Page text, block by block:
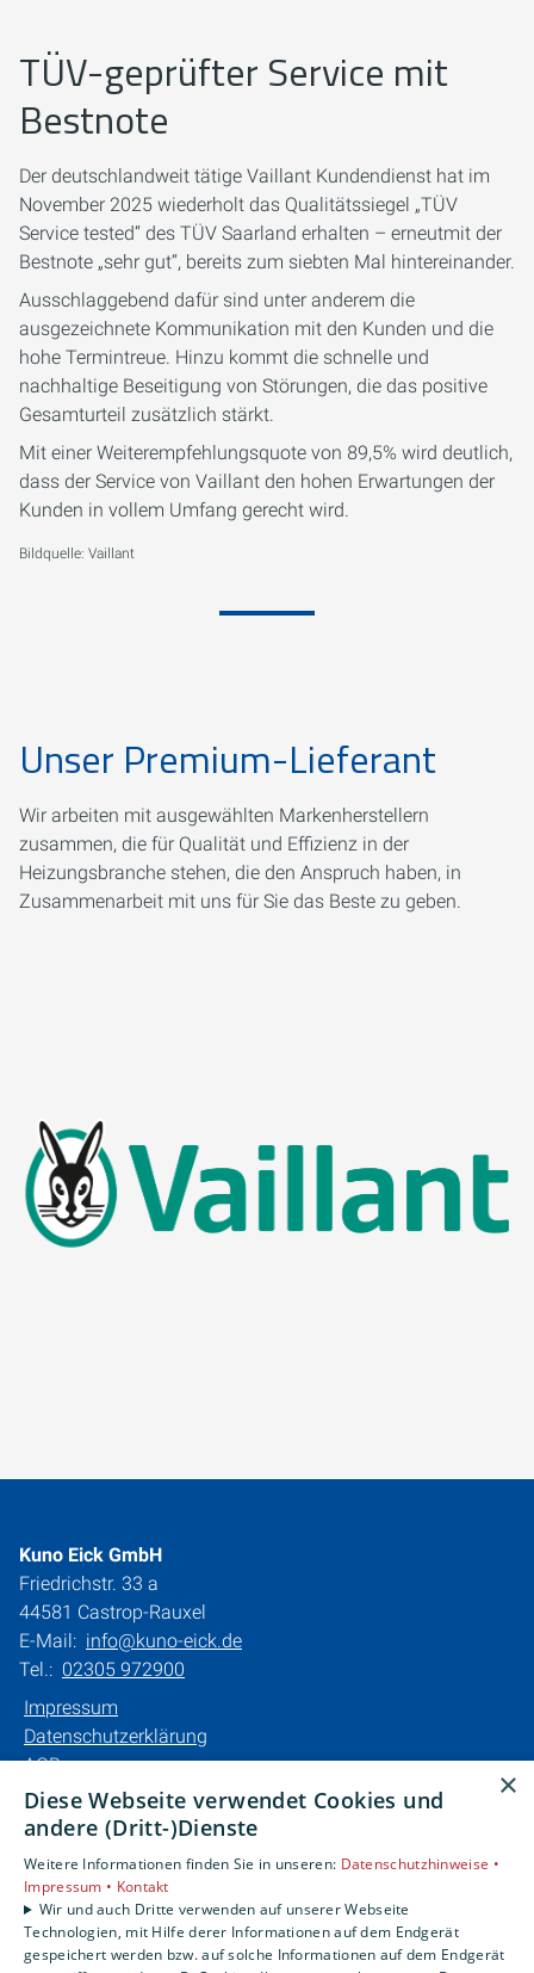
TÜV-geprüfter Service mit
Bestnote
Der deutschlandweit tätige Vaillant Kundendienst hat im
November 2025 wiederholt das Qualitätssiegel „TÜV
Service tested“ des TÜV Saarland erhalten – erneutmit der
Bestnote „sehr gut“, bereits zum siebten Mal hintereinander.
Ausschlaggebend dafür sind unter anderem die
ausgezeichnete Kommunikation mit den Kunden und die
hohe Termintreue. Hinzu kommt die schnelle und
nachhaltige Beseitigung von Störungen, die das positive
Gesamturteil zusätzlich stärkt.
Mit einer Weiterempfehlungsquote von 89,5% wird deutlich,
dass der Service von Vaillant den hohen Erwartungen der
Kunden in vollem Umfang gerecht wird.
Bildquelle: Vaillant
Unser Premium-Lieferant
Wir arbeiten mit ausgewählten Markenherstellern
zusammen, die für Qualität und Effizienz in der
Heizungsbranche stehen, die den Anspruch haben, in
Zusammenarbeit mit uns für Sie das Beste zu geben.
Kuno Eick GmbH
Friedrichstr. 33 a
44581 Castrop-Rauxel
E-Mail: info@kuno-eick.de
Tel.: 02305 972900
Impressum
Datenschutzerklärung
AGB
Barrierefreiheitserklärung
Privatkunden
Karriere
Unternehmen
Kontakt
×
Diese Webseite verwendet Cookies und
andere (Dritt-)Dienste
Weitere Informationen finden Sie in unseren: Datenschutzhinweise •
Impressum • Kontakt
Wir und auch Dritte verwenden auf unserer Webseite
Technologien, mit Hilfe derer Informationen auf dem Endgerät
gespeichert werden bzw. auf solche Informationen auf dem Endgerät